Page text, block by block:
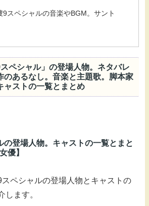
9スペシャルの音楽やBGM。サント
ペシャル」の登場人物。ネタバレ
のあるなし。音楽と主題歌。脚本家
ャストの一覧とまとめ
の登場人物。キャストの一覧とまと
優】
ペシャルの登場人物とキャストの
します。